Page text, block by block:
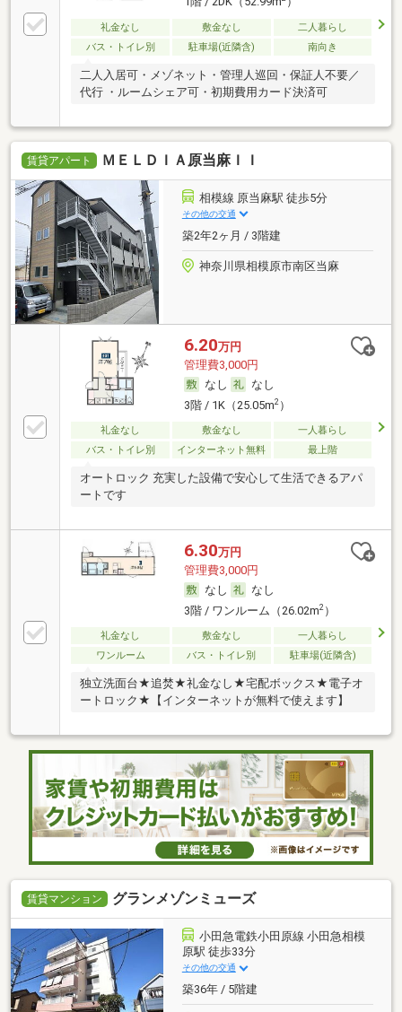
礼金なし 敷金なし
二人暮らし
バス・トイレ別
駐車場(近隣含) 南向き
二人入居可・メゾネット・管理人巡回・保証人不要／
代行 ・ルームシェア可・初期費用カード決済可
賃貸アパート ＭＥＬＤＩＡ原当麻ＩＩ
相模線 原当麻駅 徒歩5分
その他の交通
築2年2ヶ月 / 3階建
神奈川県相模原市南区当麻
6.20万円
管理費3,000円
なし
なし
3階 / 1K（25.05m2）
礼金なし 敷金なし
一人暮らし
バス・トイレ別
インターネット無料 最上階
オートロック 充実した設備で安心して生活できるアパ
ートです
6.30万円
管理費3,000円
なし
なし
3階 / ワンルーム（26.02m2）
礼金なし 敷金なし
一人暮らし
ワンルーム
バス・トイレ別 駐車場(近隣含)
独立洗面台★追焚★礼金なし★宅配ボックス★電子オ
ートロック★【インターネットが無料で使えます】
賃貸マンション グランメゾンミューズ
小田急電鉄小田原線 小田急相模
原駅 徒歩33分
その他の交通
築36年 / 5階建